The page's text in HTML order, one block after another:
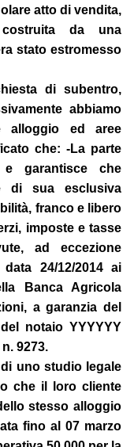
atto di vendita,
da una
stato estromesso
di subentro,
abbiamo
alloggio ed aree
che: -La parte
e garantisce che
di sua esclusiva
franco e libero
imposte e tasse
ad eccezione
24/12/2014 ai
Banca Agricola
a garanzia del
notaio YYYYYY
9273.
uno studio legale
che il loro cliente
stesso alloggio
fino al 07 marzo